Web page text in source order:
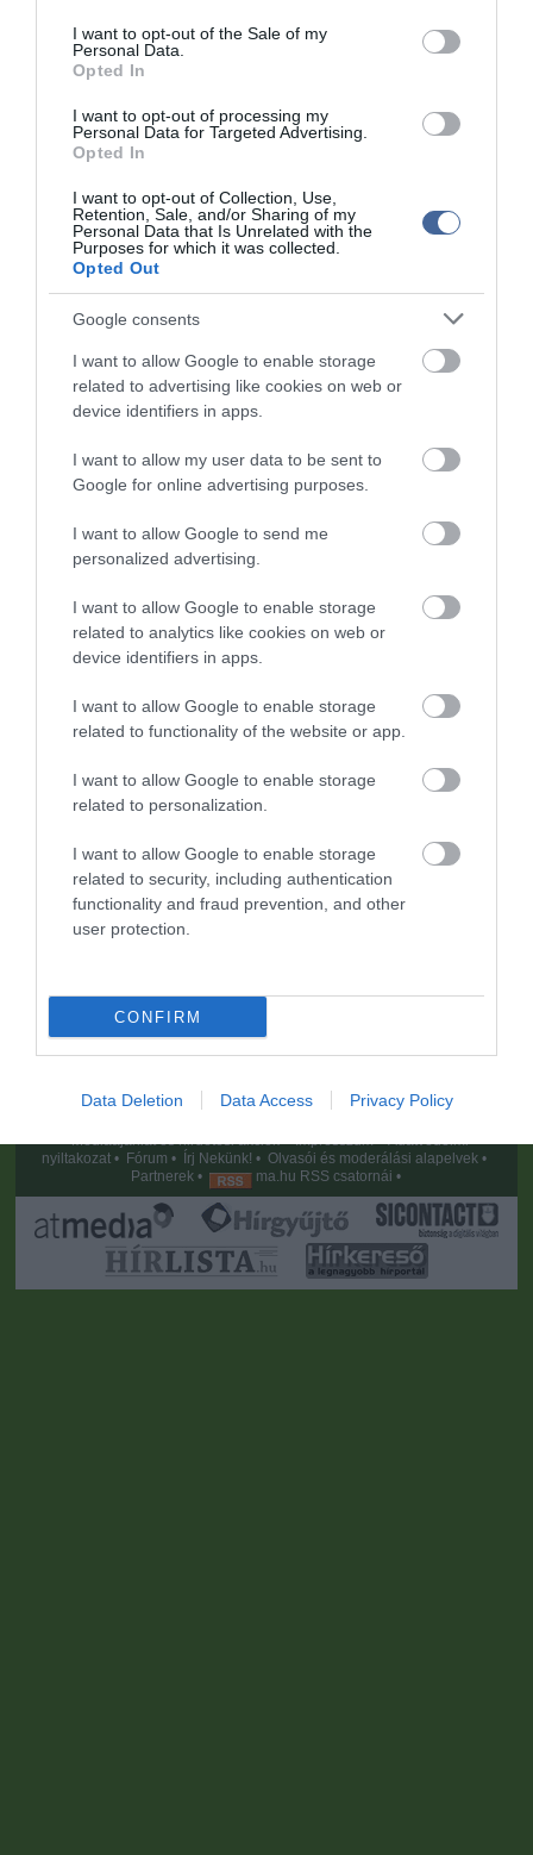
consent section.
I want to opt-out of the Sale of my
Personal Data.
Opted In
I want to opt-out of processing my
Personal Data for Targeted Advertising.
Opted In
I want to opt-out of Collection, Use,
Retention, Sale, and/or Sharing of my
Personal Data that Is Unrelated with the
Purposes for which it was collected.
Opted Out
Google consents
I want to allow Google to enable storage
related to advertising like cookies on web or
device identifiers in apps.
I want to allow my user data to be sent to
Google for online advertising purposes.
I want to allow Google to send me
personalized advertising.
I want to allow Google to enable storage
related to analytics like cookies on web or
device identifiers in apps.
I want to allow Google to enable storage
related to functionality of the website or app.
I want to allow Google to enable storage
related to personalization.
I want to allow Google to enable storage
related to security, including authentication
functionality and fraud prevention, and other
user protection.
CONFIRM
Data Deletion Data Access Privacy Policy
Dunából - a rendőrség lefoglalta
A Miniszterelnökség felmondta a Lounge Eventtel kötött
keretszerződését
Megérkezett az eső a Duna vízgyűjtőjére
Újabb két gyanúsítottat fogtak el a 600 milliós
Vizes Eb - Megvan az első magyar arany, a nyíltvízi úszó
Betlehem Dávid nyerte a kieséses versenyt
Magyar Péter: Tízéves mélypontra csökkent az infláció
Nem is olyan egészséges a népszerű banán?
Tanár Úr gyere, mindjárt lesz Lillád!
2022.05.10 21:07
JólVanna
Porvihar
Mit szólsz? Ide minden baromságot...
Portál szoftver és szerkesztőségi CMS, DMS rendszer:© PortalWare, 2017
•Médiaajánlat és hirdetési akciók•Impresszum•Adatvédelmi
nyiltakozat • Fórum • Írj Nekünk! •Olvasói és moderálási alapelvek •
Partnerek • ma.hu RSS csatornái •